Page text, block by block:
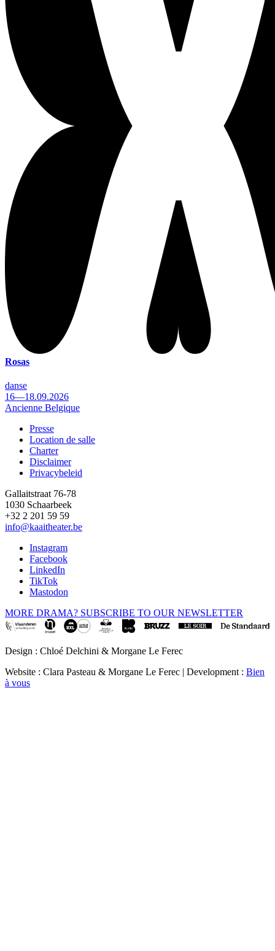
Rosas
danse
16—18.09.2026
Ancienne Belgique
Footer
Presse
Location de salle
Charter
Disclaimer
Privacybeleid
Gallaitstraat 76-78
1030 Schaarbeek
+32 2 201 59 59
info@kaaitheater.be
Instagram
Facebook
LinkedIn
TikTok
Mastodon
MORE DRAMA? SUBSCRIBE TO OUR NEWSLETTER
Design : Chloé Delchini & Morgane Le Ferec
Website : Clara Pasteau & Morgane Le Ferec | Development : Bien
à vous